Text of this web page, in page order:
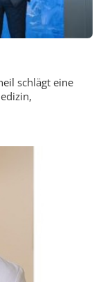
schlägt eine